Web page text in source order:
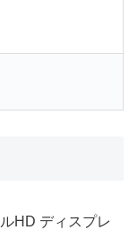
HD ディスプレ